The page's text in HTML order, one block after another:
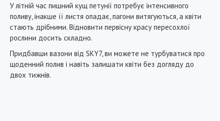
У літній час пишний кущ петунії потребує інтенсивного
поливу, інакше її листя опадає, пагони витягуються, а квіти
стають дрібними. Відновити первісну красу пересохлої
рослини досить складно.
Придбавши вазони від SKY7, ви можете не турбуватися про
щоденний полив і навіть залишати квіти без догляду до
двох тижнів.